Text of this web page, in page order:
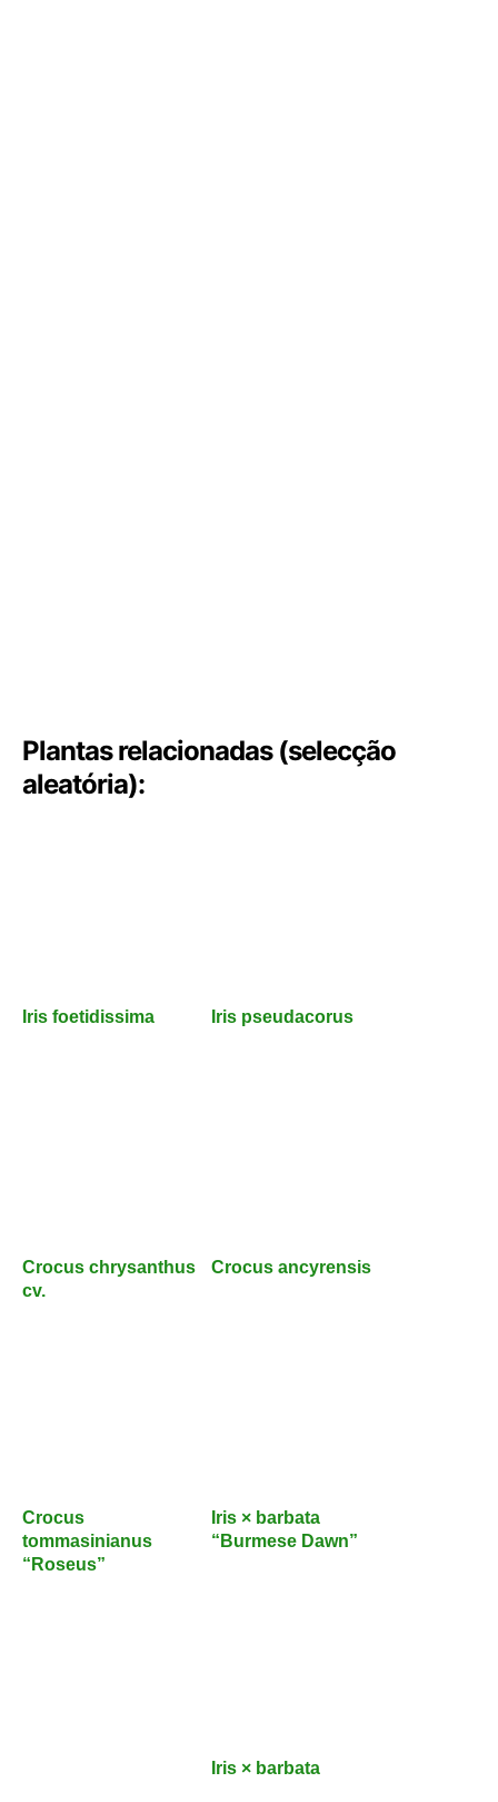
Plantas relacionadas (selecção
aleatória):
Iris foetidissima Iris pseudacorus
Crocus chrysanthus
cv.
Crocus ancyrensis
Crocus
tommasinianus
“Roseus”
Iris × barbata
“Burmese Dawn”
Iris × barbata